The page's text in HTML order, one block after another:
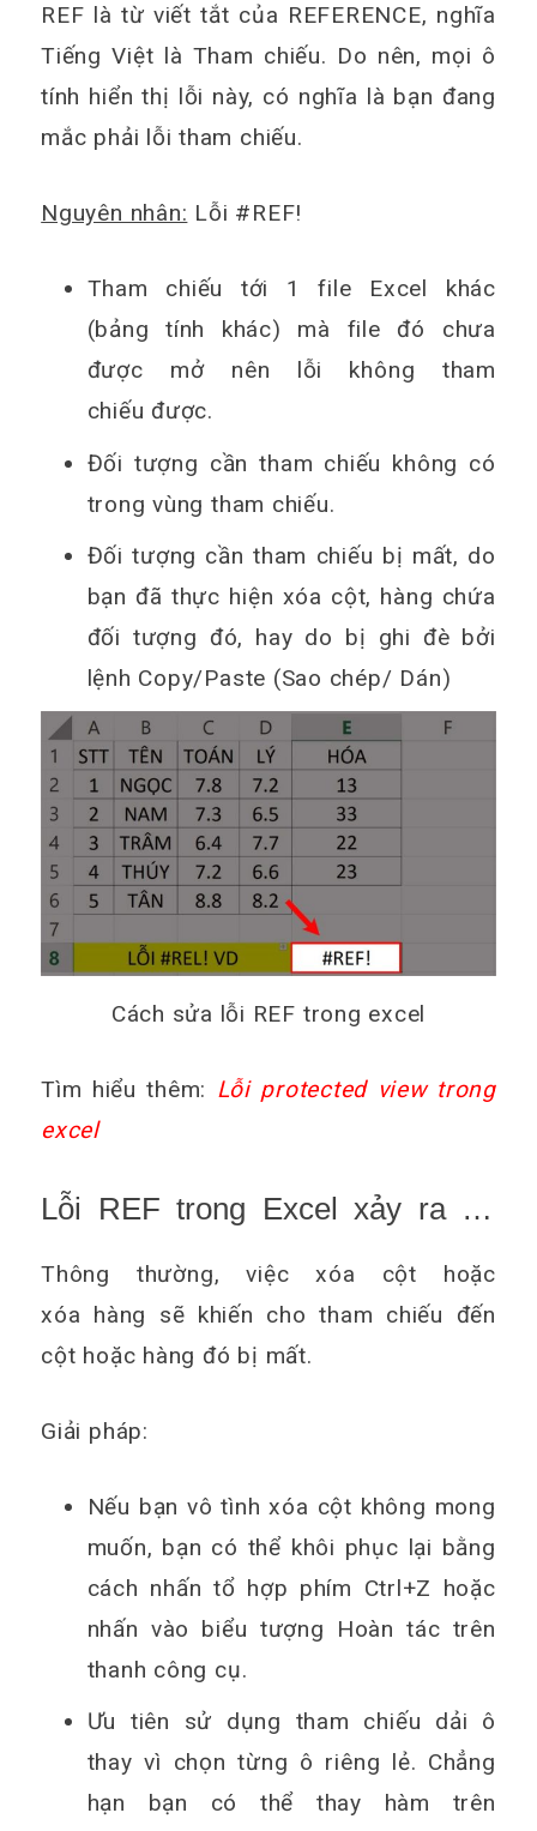
REF là từ viết tắt của REFERENCE, nghĩa
Tiếng Việt là Tham chiếu. Do nên, mọi ô
tính hiển thị lỗi này, có nghĩa là bạn đang
mắc phải lỗi tham chiếu.
Nguyên nhân: Lỗi #REF!
Tham chiếu tới 1 file Excel khác
(bảng tính khác) mà file đó chưa
được mở nên lỗi không tham
chiếu được.
Đối tượng cần tham chiếu không có
trong vùng tham chiếu.
Đối tượng cần tham chiếu bị mất, do
bạn đã thực hiện xóa cột, hàng chứa
đối tượng đó, hay do bị ghi đè bởi
lệnh Copy/Paste (Sao chép/ Dán)
Cách sửa lỗi REF trong excel
Tìm hiểu thêm: Lỗi protected view trong
excel
Lỗi REF trong Excel xảy ra do
Thông thường, việc xóa cột hoặc
xóa hàng sẽ khiến cho tham chiếu đến
cột hoặc hàng đó bị mất.
Giải pháp:
Nếu bạn vô tình xóa cột không mong
muốn, bạn có thể khôi phục lại bằng
cách nhấn tổ hợp phím Ctrl+Z hoặc
nhấn vào biểu tượng Hoàn tác trên
thanh công cụ.
Ưu tiên sử dụng tham chiếu dải ô
thay vì chọn từng ô riêng lẻ. Chẳng
hạn bạn có thể thay hàm trên